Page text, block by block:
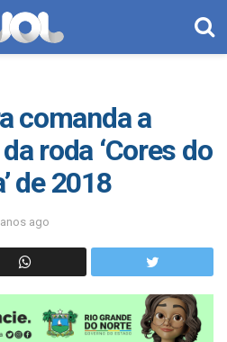
comanda a
roda ‘Cores do
de 2018
ago